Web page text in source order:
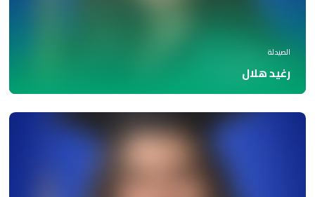
الصيدلة
رغيد هلال